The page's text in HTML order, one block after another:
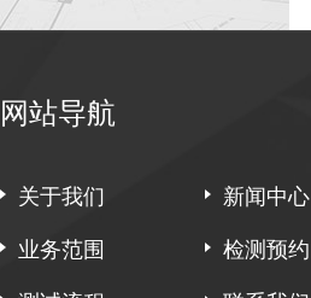
网站导航
关于我们
新闻中心
业务范围
检测预约